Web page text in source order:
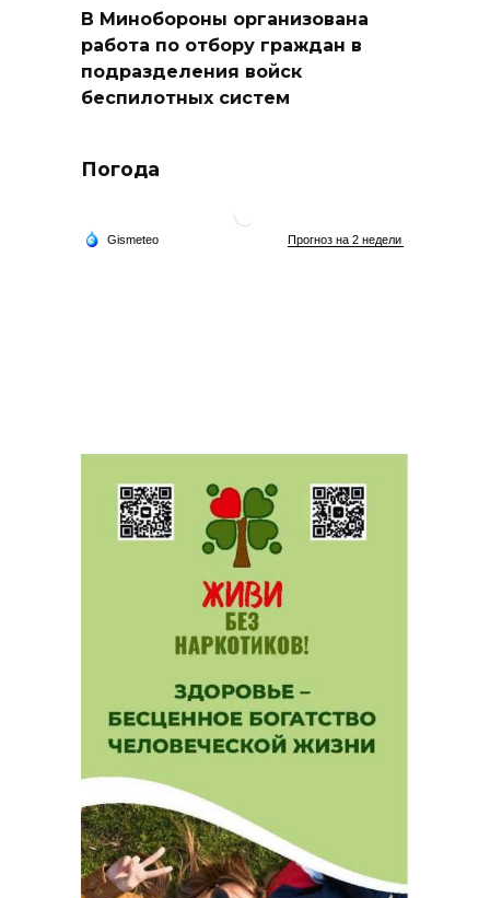
В Минобороны организована
работа по отбору граждан в
подразделения войск
беспилотных систем
Погода